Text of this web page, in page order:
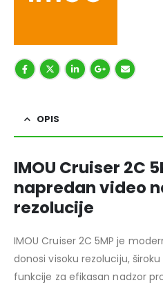
OPIS
IMOU Cruiser 2C
napredan video
rezolucije
IMOU Cruiser 2C 5MP je
donosi visoku rezoluciju,
funkcije za efikasan nadzor